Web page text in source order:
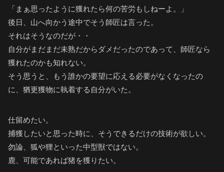
「まぁ思ったように獲れたら何の苦労もしねーよ。」
後日、山へ向かう途中でそう師匠は言った。
それはそうなのだが・・
自分がまだまだ未熟だからダメだったのであって、師匠なら
獲れたのかも知れない。
そう思うと、もう誰かの要望に応える必要がなくなったの
に、猶更獲物に執着する自分がいた。
仕留めたい。
捕獲したいと思った時に、そうできるだけの技術が欲しい。
勿論、狐や狸といった中型獣ではない。
鹿、可能であれば猪を獲りたい。